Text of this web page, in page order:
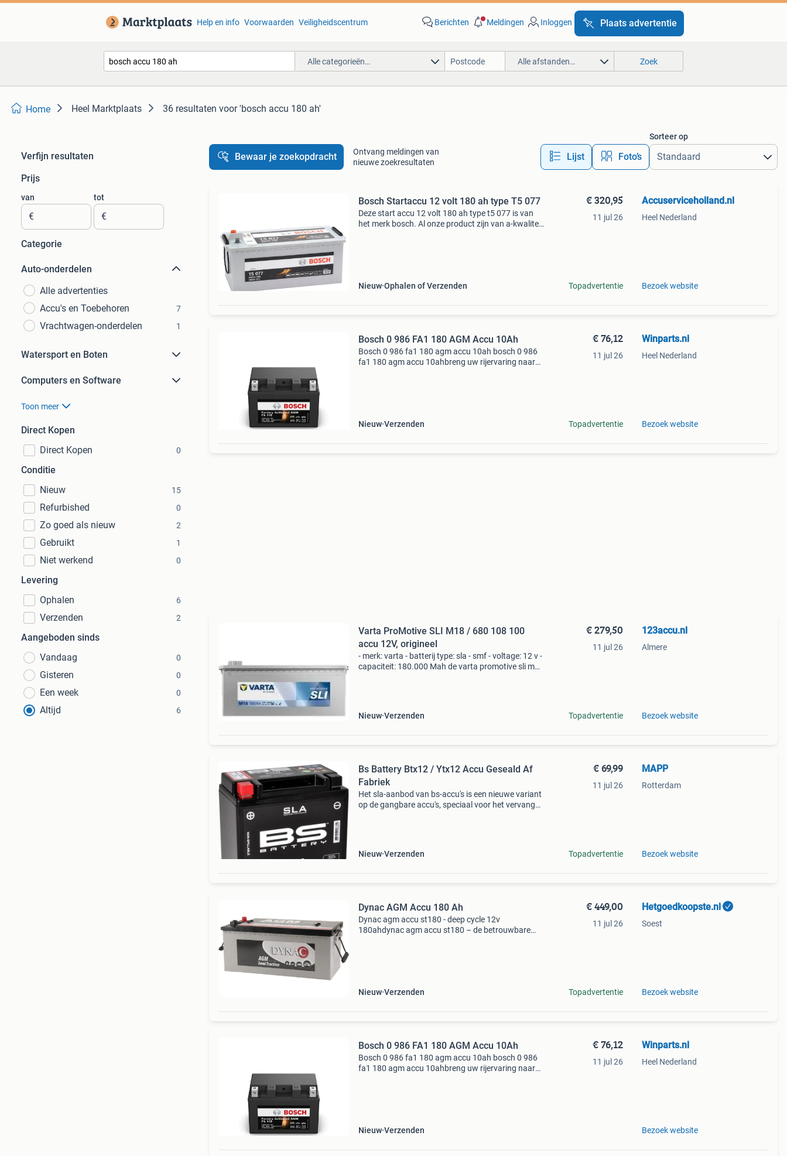
Help en info Voorwaarden Veiligheidscentrum Berichten Meldingen Inloggen Plaats advertentie
Alle categorieën… Alle afstanden… Zoek
Home Heel Marktplaats 36 resultaten voor 'bosch accu 180 ah'
Verfijn resultaten
Prijs
van
€
tot
€
Categorie
Auto-onderdelen
Alle advertenties
Accu's en Toebehoren
7
Vrachtwagen-onderdelen 1
Watersport en Boten
Computers en Software
Toon meer
Direct Kopen
Direct Kopen
0
Conditie
Nieuw
15
Refurbished 0
Zo goed als nieuw 2
Gebruikt 1
Niet werkend 0
Levering
Ophalen
6
Verzenden 2
Aangeboden sinds
Vandaag
0
Gisteren 0
Een week 0
Altijd 6
Bewaar je zoekopdracht
Ontvang meldingen van
nieuwe zoekresultaten
Lijst Foto’s
Sorteer op
Bosch Startaccu 12 volt 180 ah type T5 077
Deze start accu 12 volt 180 ah type t5 077 is van
het merk bosch. Al onze product zijn van a-kwaliteit
Nieuw Ophalen of Verzenden
€ 320,95
11 jul 26
Topadvertentie
Accuserviceholland.nl
Heel Nederland
Bezoek website
Bosch 0 986 FA1 180 AGM Accu 10Ah
Bosch 0 986 fa1 180 agm accu 10ah bosch 0 986
fa1 180 agm accu 10ahbreng uw rijervaring naar
Nieuw Verzenden
€ 76,12
11 jul 26
Topadvertentie
Winparts.nl
Heel Nederland
Bezoek website
Varta ProMotive SLI M18 / 680 108 100
accu 12V, origineel
- merk: varta - batterij type: sla - smf - voltage: 12 v -
capaciteit: 180.000 Mah de varta promotive sli m18
Nieuw Verzenden
€ 279,50
11 jul 26
Topadvertentie
123accu.nl
Almere
Bezoek website
Bs Battery Btx12 / Ytx12 Accu Geseald Af
Fabriek
Het sla-aanbod van bs-accu's is een nieuwe variant
op de gangbare accu's, speciaal voor het vervangen
Nieuw Verzenden
€ 69,99
11 jul 26
Topadvertentie
MAPP
Rotterdam
Bezoek website
Dynac AGM Accu 180 Ah
Dynac agm accu st180 - deep cycle 12v
180ahdynac agm accu st180 – de betrouwbare
Nieuw Verzenden
€ 449,00
11 jul 26
Topadvertentie
Hetgoedkoopste.nl
Soest
Bezoek website
Bosch 0 986 FA1 180 AGM Accu 10Ah
Bosch 0 986 fa1 180 agm accu 10ah bosch 0 986
fa1 180 agm accu 10ahbreng uw rijervaring naar
Nieuw Verzenden
€ 76,12
11 jul 26
Winparts.nl
Heel Nederland
Bezoek website